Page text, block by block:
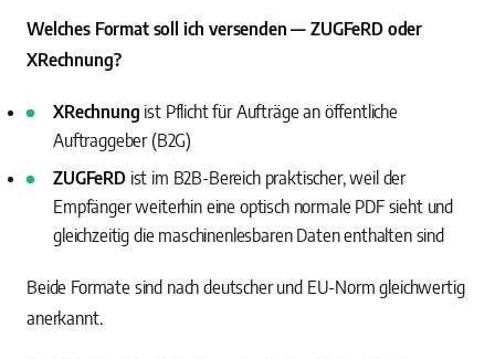
Welches Format soll ich versenden — ZUGFeRD oder
XRechnung?
XRechnung ist Pflicht für Aufträge an öffentliche
Auftraggeber (B2G)
ZUGFeRDist im B2B-Bereich praktischer, weil der
Empfänger weiterhin eine optisch normale PDF sieht und
gleichzeitig die maschinenlesbaren Daten enthalten sind
Beide Formate sind nach deutscher und EU-Norm gleichwertig
anerkannt.